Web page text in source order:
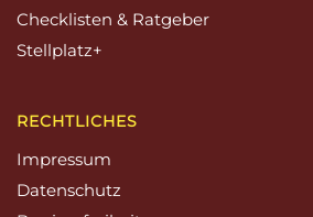
Checklisten & Ratgeber
Stellplatz+
RECHTLICHES
Impressum
Datenschutz